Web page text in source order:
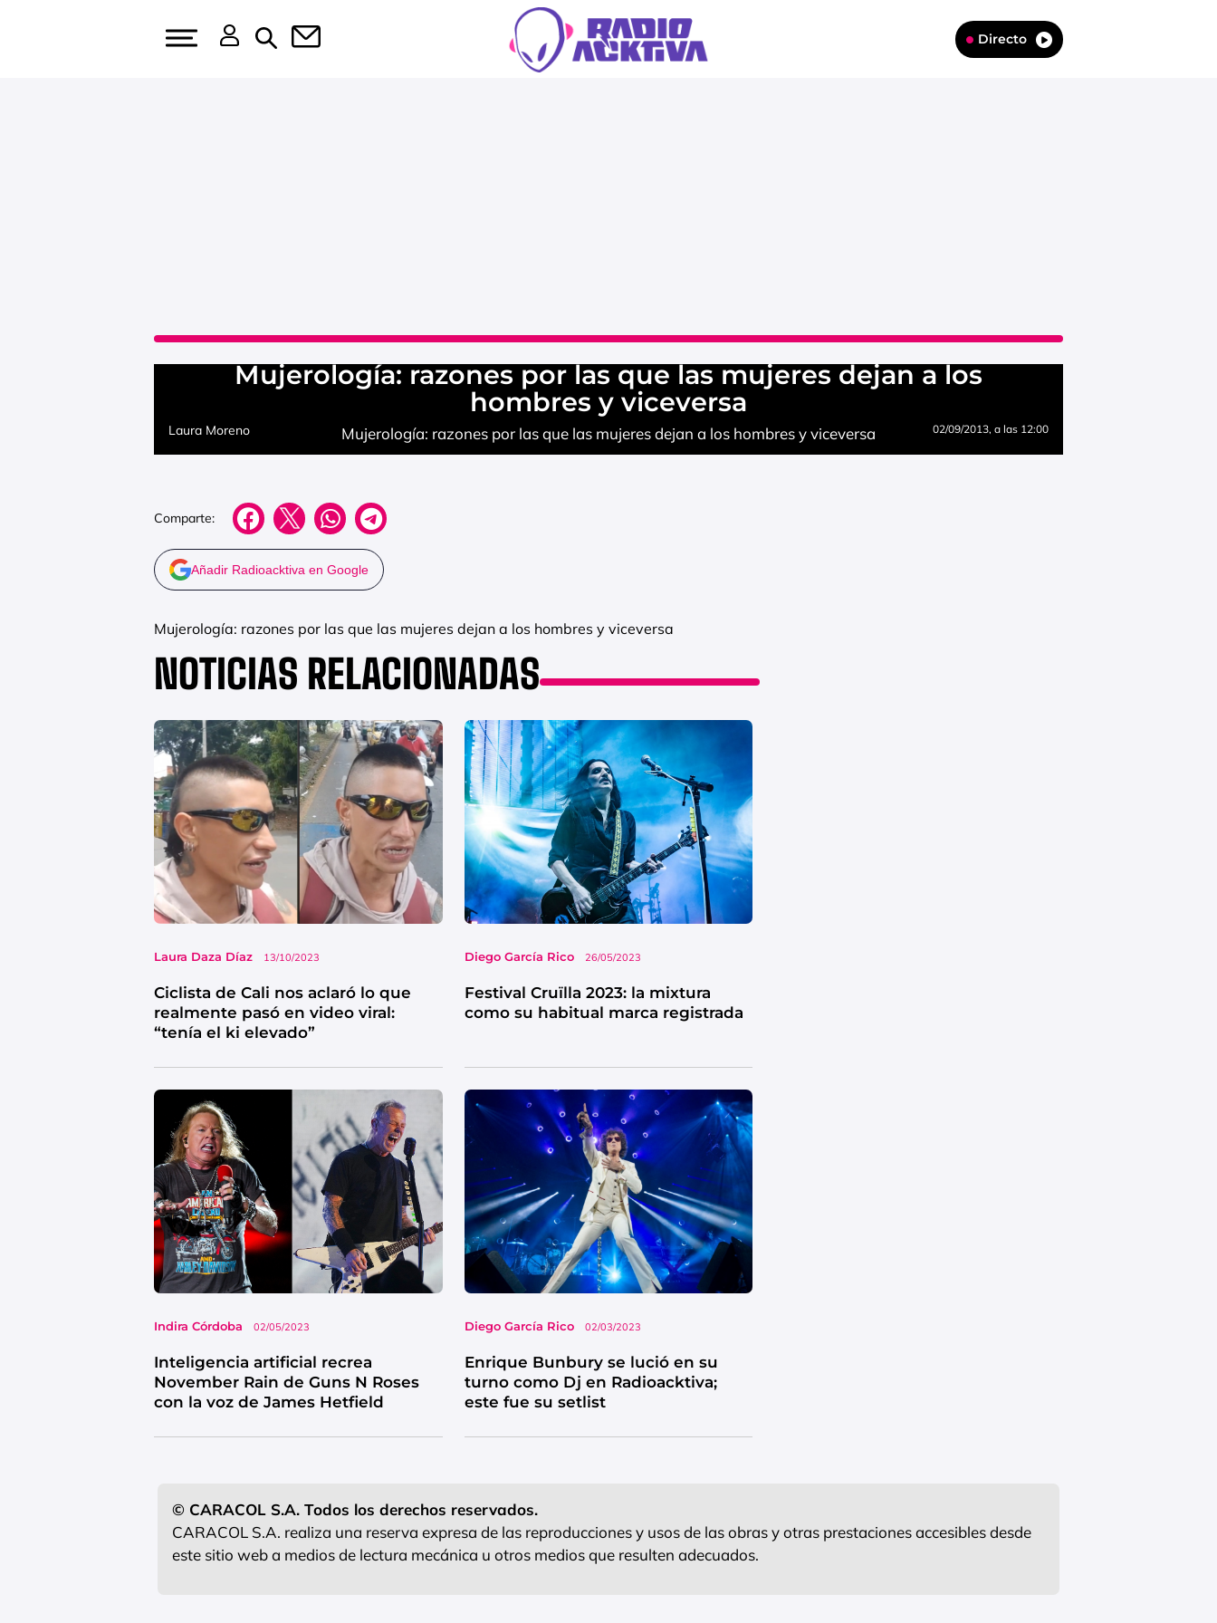
Directo
Mujerología: razones por las que las mujeres dejan a los
hombres y viceversa
Mujerología: razones por las que las mujeres dejan a los hombres y viceversa
Laura Moreno 02/09/2013, a las 12:00
Comparte:
Añadir Radioacktiva en Google
Mujerología: razones por las que las mujeres dejan a los hombres y viceversa
NOTICIAS RELACIONADAS
Laura Daza Díaz 13/10/2023
Ciclista de Cali nos aclaró lo que
realmente pasó en video viral:
“tenía el ki elevado”
Diego García Rico 26/05/2023
Festival Cruïlla 2023: la mixtura
como su habitual marca registrada
Indira Córdoba 02/05/2023
Inteligencia artificial recrea
November Rain de Guns N Roses
con la voz de James Hetfield
Diego García Rico 02/03/2023
Enrique Bunbury se lució en su
turno como Dj en Radioacktiva;
este fue su setlist
© CARACOL S.A. Todos los derechos reservados.
CARACOL S.A. realiza una reserva expresa de las reproducciones y usos de las obras y otras prestaciones accesibles desde
este sitio web a medios de lectura mecánica u otros medios que resulten adecuados.